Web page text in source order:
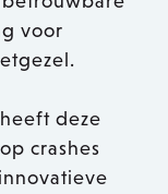
voor
deze
crashes